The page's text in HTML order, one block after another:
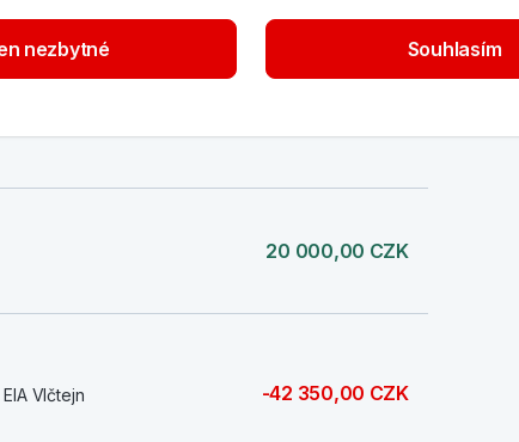
20 000,00 CZK
Vlčtejn
-42 350,00 CZK
nezbytné Souhlasím